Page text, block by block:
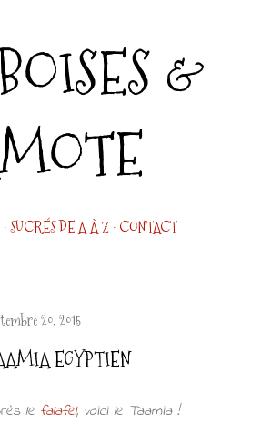
&
SUCRÉS DE A À Z CONTACT
20, 2015
EGYPTIEN
le falafel, voici le Taamia !